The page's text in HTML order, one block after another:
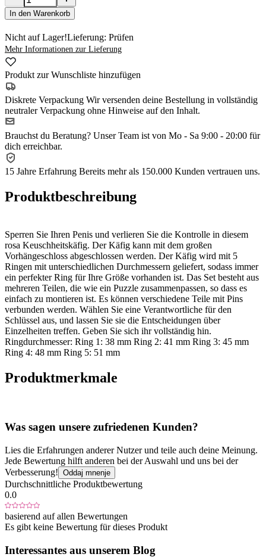
In den Warenkorb
Nicht auf Lager!Lieferung: Prüfen
Mehr Informationen zur Lieferung
Produkt zur Wunschliste hinzufügen
Diskrete Verpackung Wir versenden deine Bestellung in vollständig
neutraler Verpackung ohne Hinweise auf den Inhalt.
Brauchst du Beratung? Unser Team ist von Mo - Sa 9:00 - 20:00 für
dich erreichbar.
15 Jahre Erfahrung Bereits mehr als 150.000 Kunden vertrauen uns.
Produktbeschreibung
Sperren Sie Ihren Penis und verlieren Sie die Kontrolle in diesem
rosa Keuschheitskäfig. Der Käfig kann mit dem großen
Vorhängeschloss abgeschlossen werden. Der Käfig wird mit 5
Ringen mit unterschiedlichen Durchmessern geliefert, sodass immer
ein perfekter Ring für Ihre Größe vorhanden ist. Das Set besteht aus
mehreren Teilen, die wie ein Puzzle zusammenpassen, so dass es
einfach zu montieren ist. Es können verschiedene Teile mit Pins
verbunden werden. Wählen Sie eine Verantwortliche für den
Schlüssel aus, und lassen Sie sie die Entscheidungen über
Einzelheiten treffen. Geben Sie sich ihr vollständig hin.
Ringdurchmesser: Ring 1: 38 mm Ring 2: 41 mm Ring 3: 45 mm
Ring 4: 48 mm Ring 5: 51 mm
Produktmerkmale
Was sagen unsere zufriedenen Kunden?
Lies die Erfahrungen anderer Nutzer und teile auch deine Meinung.
Jede Bewertung hilft anderen bei der Auswahl und uns bei der
Verbesserung! Oddaj mnenje
Durchschnittliche Produktbewertung
0.0
basierend auf allen Bewertungen
Es gibt keine Bewertung für dieses Produkt
Interessantes aus unserem Blog